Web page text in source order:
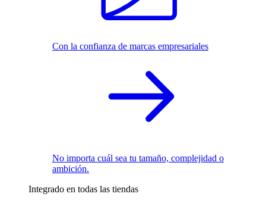
Con la confianza de marcas empresariales
No importa cuál sea tu tamaño, complejidad o
ambición.
Integrado en todas las tiendas